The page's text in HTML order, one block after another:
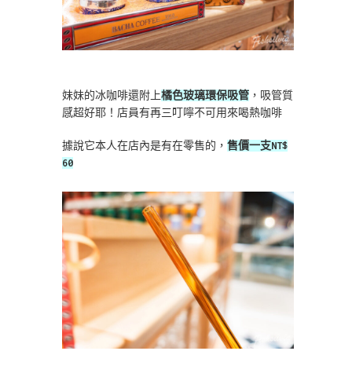
妹妹的冰咖啡還附上橘色玻璃環保吸管 ，吸管質
感超好耶！店員有再三叮嚀不可用來喝熱咖啡
據說它本人在店內是有在零售的， 售價一支NT$
60